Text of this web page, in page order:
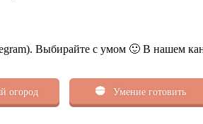
Выбирайте с умом 🙂 В нашем
огород Умение готовить